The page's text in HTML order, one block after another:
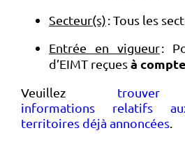
Secteur(s): Tous les
Entrée en vigueur:
d’EIMT reçuesà
Veuillez
informations relatifs
territoires déjà annoncées